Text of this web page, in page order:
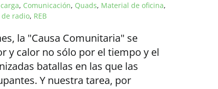
, Comunicación, Quads, Material de oficina,
de radio, REB
la "Causa Comunitaria" se
y calor no sólo por el tiempo y el
batallas en las que las
Y nuestra tarea, por